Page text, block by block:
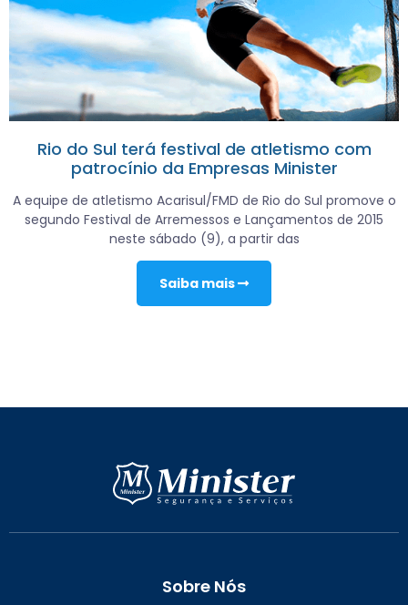
Rio do Sul terá festival de atletismo com
patrocínio da Empresas Minister
A equipe de atletismo Acarisul/FMD de Rio do Sul promove o
segundo Festival de Arremessos e Lançamentos de 2015
neste sábado (9), a partir das
Saiba mais
Sobre Nós